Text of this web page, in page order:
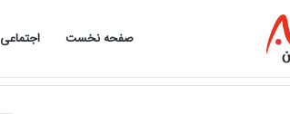
صفحه نخست اجتماعی
از تورم تا اقساط؛ چرا بازار وام داغ شد؟